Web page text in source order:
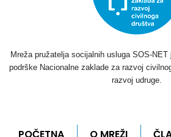
Mreža pružatelja socijalnih usluga SOS-
podrške Nacionalne zaklade za razvoj
razvoj udruge.